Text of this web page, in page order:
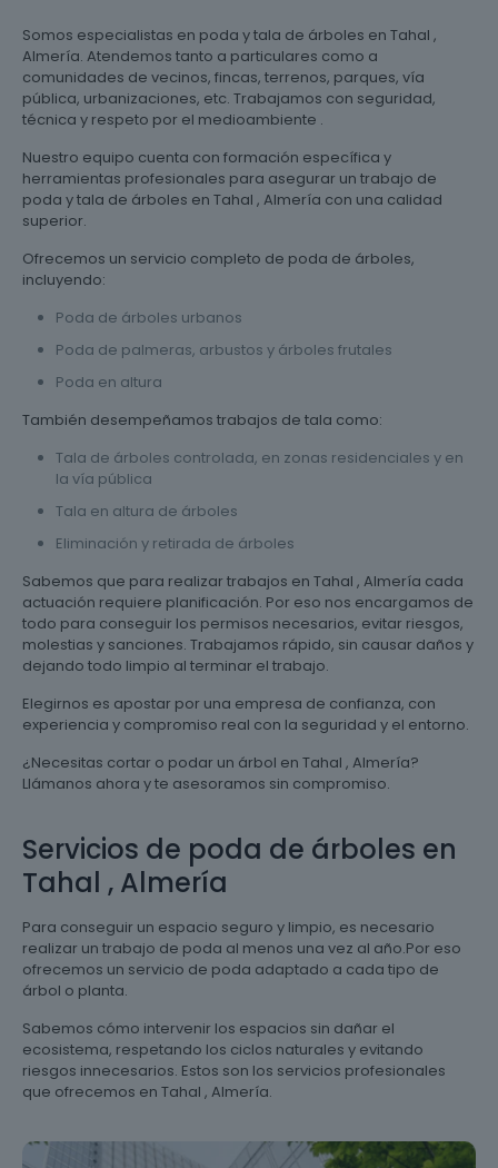
Somos especialistas en poda y tala de árboles en Tahal ,
Almería. Atendemos tanto a particulares como a
comunidades de vecinos, fincas, terrenos, parques, vía
pública, urbanizaciones, etc. Trabajamos con seguridad,
técnica y respeto por el medioambiente .
Nuestro equipo cuenta con formación específica y
herramientas profesionales para asegurar un trabajo de
poda y tala de árboles en Tahal , Almería con una calidad
superior.
Ofrecemos un servicio completo de poda de árboles,
incluyendo:
Poda de árboles urbanos
Poda de palmeras, arbustos y árboles frutales
Poda en altura
También desempeñamos trabajos de tala como:
Tala de árboles controlada, en zonas residenciales y en
la vía pública
Tala en altura de árboles
Eliminación y retirada de árboles
Sabemos que para realizar trabajos en Tahal , Almería cada
actuación requiere planificación. Por eso nos encargamos de
todo para conseguir los permisos necesarios, evitar riesgos,
molestias y sanciones. Trabajamos rápido, sin causar daños y
dejando todo limpio al terminar el trabajo.
Elegirnos es apostar por una empresa de confianza, con
experiencia y compromiso real con la seguridad y el entorno.
¿Necesitas cortar o podar un árbol en Tahal , Almería?
Llámanos ahora y te asesoramos sin compromiso.
Servicios de poda de árboles en
Tahal , Almería
Para conseguir un espacio seguro y limpio, es necesario
realizar un trabajo de poda al menos una vez al año.Por eso
ofrecemos un servicio de poda adaptado a cada tipo de
árbol o planta.
Sabemos cómo intervenir los espacios sin dañar el
ecosistema, respetando los ciclos naturales y evitando
riesgos innecesarios. Estos son los servicios profesionales
que ofrecemos en Tahal , Almería.